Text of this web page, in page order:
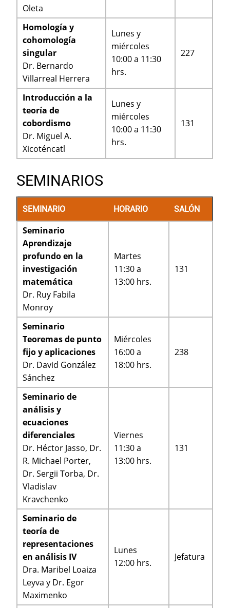
Oleta
Homología y
cohomología
singular
Dr. Bernardo
Villarreal Herrera
Lunes y
miércoles
10:00 a 11:30
hrs.
227
Introducción a la
teoría de
cobordismo
Dr. Miguel A.
Xicoténcatl
Lunes y
miércoles
10:00 a 11:30
hrs.
131
SEMINARIOS
SEMINARIO HORARIO SALÓN
Seminario
Aprendizaje
profundo en la
investigación
matemática
Dr. Ruy Fabila
Monroy
Martes
11:30 a
13:00 hrs.
131
Seminario
Teoremas de punto
fijo y aplicaciones
Dr. David González
Sánchez
Miércoles
16:00 a
18:00 hrs.
238
Seminario de
análisis y
ecuaciones
diferenciales
Dr. Héctor Jasso, Dr.
R. Michael Porter,
Dr. Sergii Torba, Dr.
Vladislav
Kravchenko
Viernes
11:30 a
13:00 hrs.
131
Seminario de
teoría de
representaciones
en análisis IV
Dra. Maribel Loaiza
Leyva y Dr. Egor
Maximenko
Lunes
12:00 hrs.
Jefatura